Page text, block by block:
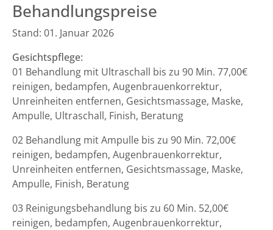
Behandlungspreise
Stand: 01. Januar 2026
Gesichtspflege:
01 Behandlung mit Ultraschall bis zu 90 Min. 77,00€
reinigen, bedampfen, Augenbrauenkorrektur,
Unreinheiten entfernen, Gesichtsmassage, Maske,
Ampulle, Ultraschall, Finish, Beratung
02 Behandlung mit Ampulle bis zu 90 Min. 72,00€
reinigen, bedampfen, Augenbrauenkorrektur,
Unreinheiten entfernen, Gesichtsmassage, Maske,
Ampulle, Finish, Beratung
03 Reinigungsbehandlung bis zu 60 Min. 52,00€
reinigen, bedampfen, Augenbrauenkorrektur,